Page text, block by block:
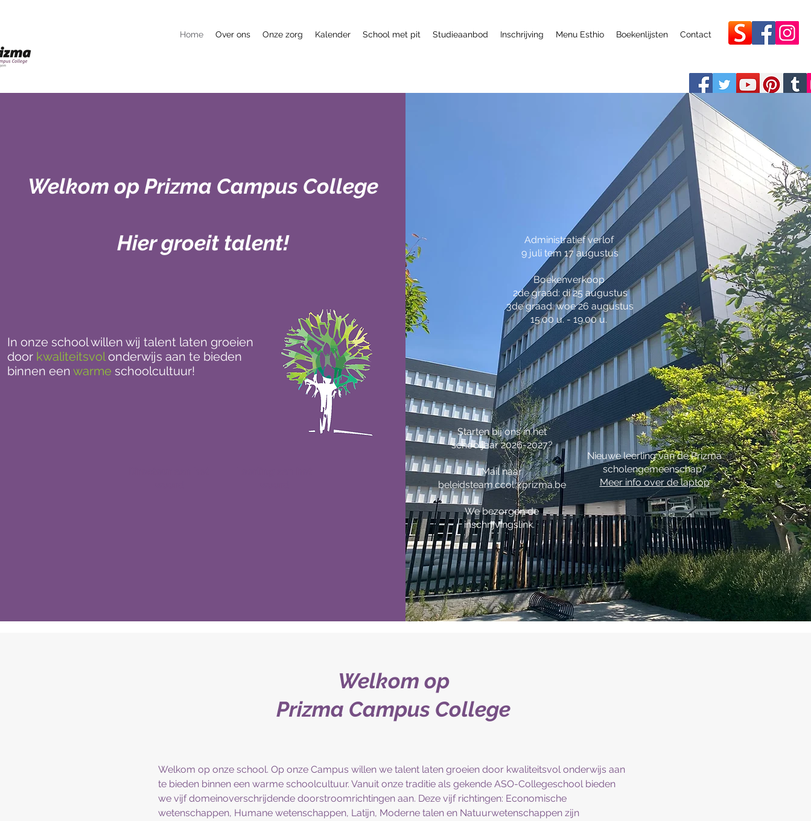
Home Over ons Onze zorg Kalender School met pit Studieaanbod Inschrijving Menu Esthio Boekenlijsten Contact
Welkom op Prizma Campus College
Hier groeit talent!
In onze school willen wij talent laten groeien
door kwaliteitsvolonderwijs aan te bieden
binnen een warme schoolcultuur!
Administratief verlof
9 juli tem 17 augustus
Boekenverkoop
2de graad: di 25 augustus
3de graad: woe 26 augustus
15.00 u. - 19.00 u.
Starten bij ons in het
schooljaar 2026-2027?
Mail naar
beleidsteam.ccol@prizma.be
We bezorgen de
inschrijvingslink.
Nieuwe leerling van de Prizma
scholengemeenschap?
Meer info over de laptop
Welkom op
Prizma Campus College
Welkom op onze school. Op onze Campus willen we talent laten groeien door kwaliteitsvol onderwijs aan
te bieden binnen een warme schoolcultuur. Vanuit onze traditie als gekende ASO-Collegeschool bieden
we vijf domeinoverschrijdende doorstroomrichtingen aan. Deze vijf richtingen: Economische
wetenschappen, Humane wetenschappen, Latijn, Moderne talen en Natuurwetenschappen zijn